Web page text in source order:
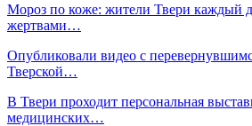
Мороз по коже: жители Твери каждый
жертвами…
Опубликовали видео с
Тверской…
В Твери проходит персональная
медицинских…